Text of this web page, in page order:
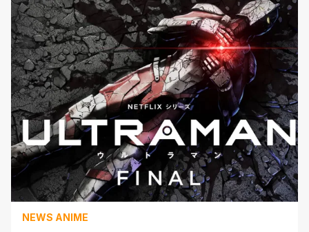
NEWS ANIME